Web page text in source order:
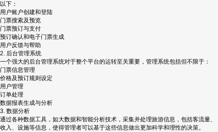
以下：
用户账户创建和登陆
门票搜索及预览
门票预订与支付
预订确认和电子门票生成
用户反馈与帮助
2. 后台管理系统
一个强大的后台管理系统对于整个平台的运转至关重要，管理系统包括但不限于：
门票信息管理
价格及预订规则设定
用户管理
订单处理
数据报表生成与分析
3. 数据分析
通过各种数据工具，如大数据和智能分析技术，采集并处理旅游信息，包括客流量、
收入、设施等信息，使得管理者可以基于这些信息做出更加科学和理性的决策。